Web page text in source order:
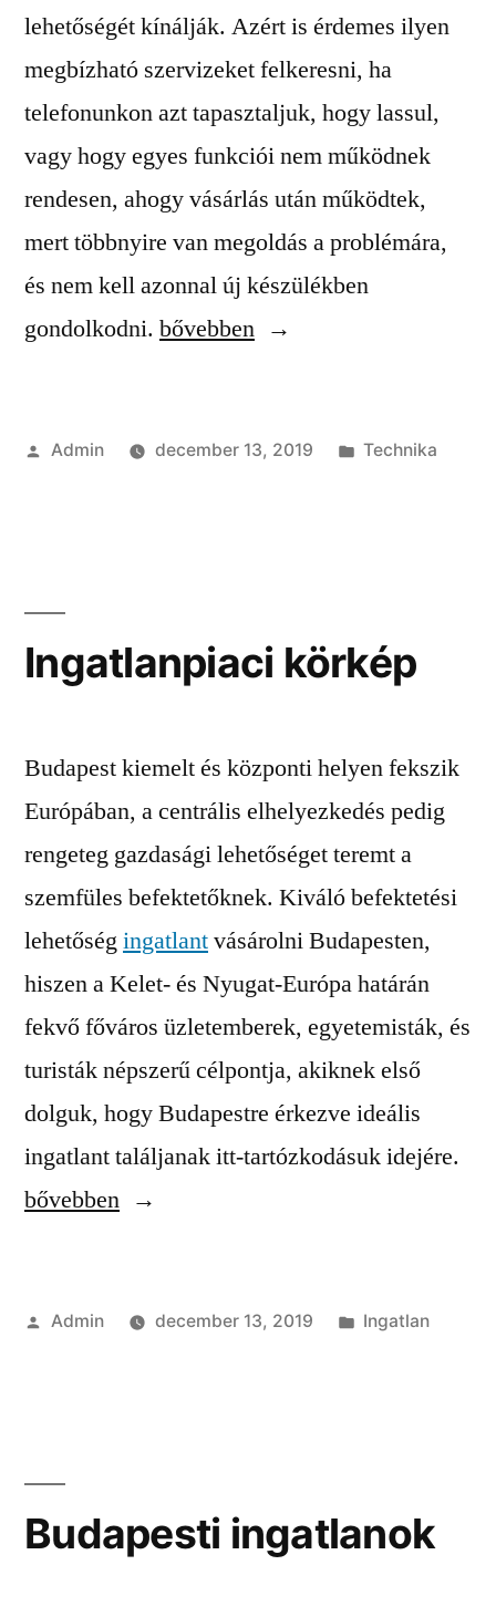
lehetőségét kínálják. Azért is érdemes ilyen
megbízható szervizeket felkeresni, ha
telefonunkon azt tapasztaljuk, hogy lassul,
vagy hogy egyes funkciói nem működnek
rendesen, ahogy vásárlás után működtek,
mert többnyire van megoldás a problémára,
és nem kell azonnal új készülékben
gondolkodni. “Az
cseréje
bővebben
Szerző:
Admin december 13, 2019 Kategória:
Technika
Ingatlanpiaci körkép
Budapest kiemelt és központi helyen fekszik
Európában, a centrális elhelyezkedés pedig
rengeteg gazdasági lehetőséget teremt a
szemfüles befektetőknek. Kiváló befektetési
lehetőségingatlantvásárolni Budapesten,
hiszen a Kelet- és Nyugat-Európa határán
fekvő főváros üzletemberek, egyetemisták, és
turisták népszerű célpontja, akiknek első
dolguk, hogy Budapestre érkezve ideális
ingatlant találjanak itt-tartózkodásuk idejére.
bővebben
Szerző:
Admin december 13, 2019 Kategória:
Ingatlan
Budapesti ingatlanok